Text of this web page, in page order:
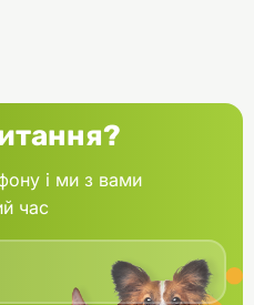
і ми з вами
час